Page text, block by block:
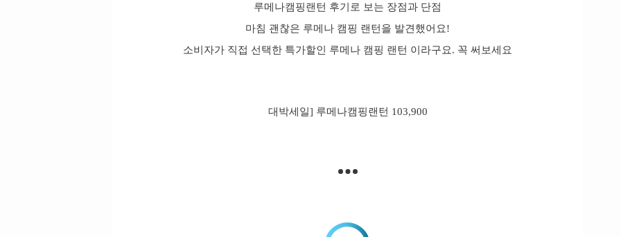
루메나캠핑랜턴 후기로 보는 장점과 단점
마침 괜찮은 루메나 캠핑 랜턴을 발견했어요!
소비자가 직접 선택한 특가할인 루메나 캠핑 랜턴 이라구요. 꼭 써보세요
대박세일] 루메나캠핑랜턴 103,900